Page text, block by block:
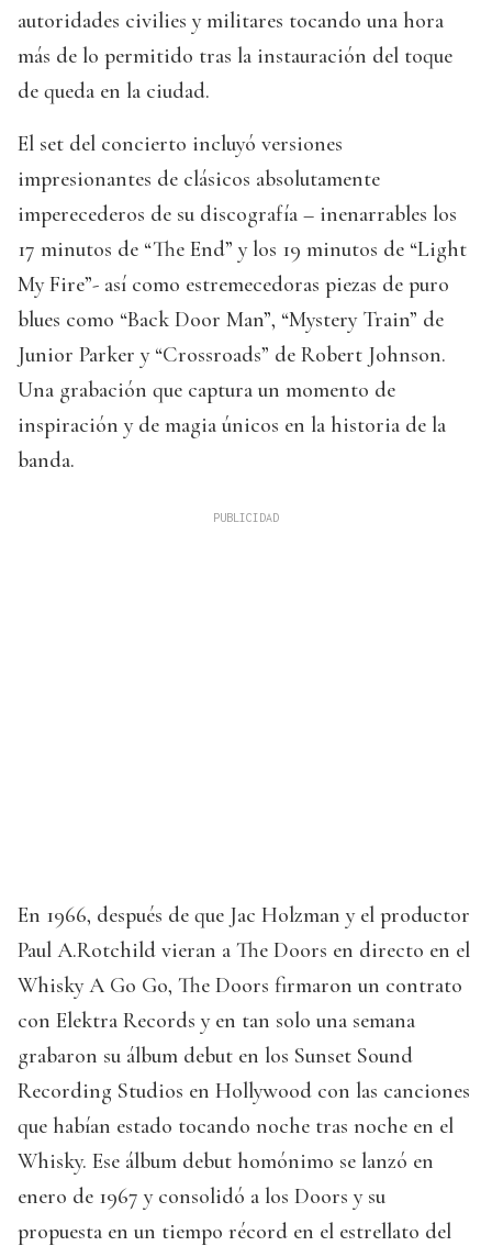
autoridades civilies y militares tocando una hora
más de lo permitido tras la instauración del toque
de queda en la ciudad.
El set del concierto incluyó versiones
impresionantes de clásicos absolutamente
imperecederos de su discografía – inenarrables los
17 minutos de “The End” y los 19 minutos de “Light
My Fire”- así como estremecedoras piezas de puro
blues como “Back Door Man”, “Mystery Train” de
Junior Parker y “Crossroads” de Robert Johnson.
Una grabación que captura un momento de
inspiración y de magia únicos en la historia de la
banda.
En 1966, después de que Jac Holzman y el productor
Paul A.Rotchild vieran a The Doors en directo en el
Whisky A Go Go, The Doors firmaron un contrato
con Elektra Records y en tan solo una semana
grabaron su álbum debut en los Sunset Sound
Recording Studios en Hollywood con las canciones
que habían estado tocando noche tras noche en el
Whisky. Ese álbum debut homónimo se lanzó en
enero de 1967 y consolidó a los Doors y su
propuesta en un tiempo récord en el estrellato del